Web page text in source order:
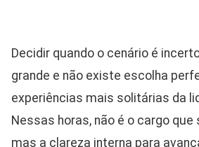
Decidir quando o cenário é
grande e não existe escolha
experiências mais solitárias da
Nessas horas, não é o cargo
mas a clareza interna para